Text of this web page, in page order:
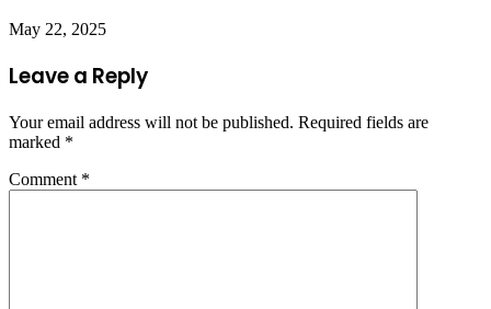
May 22, 2025
Leave a Reply
Your email address will not be published. Required fields are
marked *
Comment *